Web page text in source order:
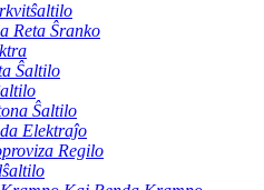
Reta Ŝranko
Ŝaltilo
Ŝaltilo
Elektraĵo
Regilo